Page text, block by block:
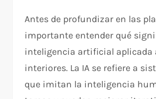
Antes de profundizar en las
importante entender qué
inteligencia artificial aplicada
interiores. La IA se refiere a
que imitan la inteligencia